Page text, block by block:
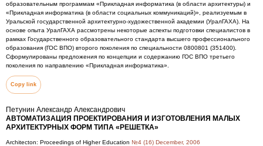
образовательным программам «Прикладная информатика (в области архитектуры) и
«Прикладная информатика (в области социальных коммуникаций)», реализуемым в
Уральской государственной архитектурно-художественной академии (УралГАХА). На
основе опыта УралГАХА рассмотрены некоторые аспекты подготовки специалистов в
рамках Государственного образовательного стандарта высшего профессионального
образования (ГОС ВПО) второго поколения по специальности 0800801 (351400).
Сформулированы предложения по концепции и содержанию ГОС ВПО третьего
поколения по направлению «Прикладная информатика».
Copy link
Петунин Александр Александрович
АВТОМАТИЗАЦИЯ ПРОЕКТИРОВАНИЯ И ИЗГОТОВЛЕНИЯ МАЛЫХ
АРХИТЕКТУРНЫХ ФОРМ ТИПА «РЕШЕТКА»
Architecton: Proceedings of Higher Education №4 (16) December, 2006